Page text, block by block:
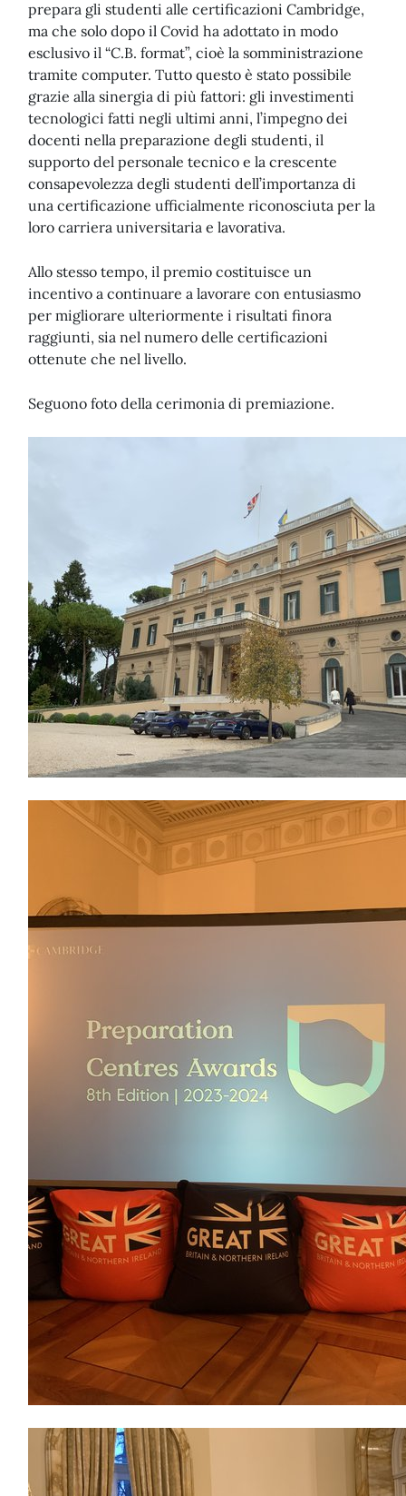
prepara gli studenti alle certificazioni Cambridge,
ma che solo dopo il Covid ha adottato in modo
esclusivo il “C.B. format”, cioè la somministrazione
tramite computer. Tutto questo è stato possibile
grazie alla sinergia di più fattori: gli investimenti
tecnologici fatti negli ultimi anni, l’impegno dei
docenti nella preparazione degli studenti, il
supporto del personale tecnico e la crescente
consapevolezza degli studenti dell’importanza di
una certificazione ufficialmente riconosciuta per la
loro carriera universitaria e lavorativa.
Allo stesso tempo, il premio costituisce un
incentivo a continuare a lavorare con entusiasmo
per migliorare ulteriormente i risultati finora
raggiunti, sia nel numero delle certificazioni
ottenute che nel livello.
Seguono foto della cerimonia di premiazione.